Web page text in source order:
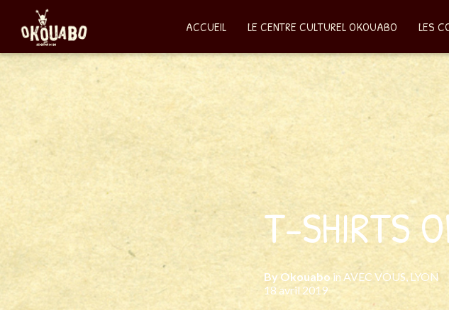
ACCUEIL LE CENTRE CULTUREL OKOUABO LES
T-SHIRTS
By Okouabo in AVEC VOUS, LYON
18 avril 2019